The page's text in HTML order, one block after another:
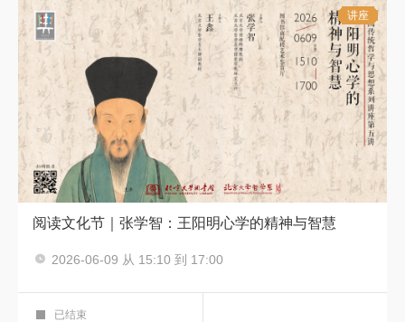
讲座
阅读文化节｜张学智：王阳明心学的精神与智慧
主讲人：张学智
2026-06-09 从 15:10 到 17:00
艺术鉴赏厅
已结束